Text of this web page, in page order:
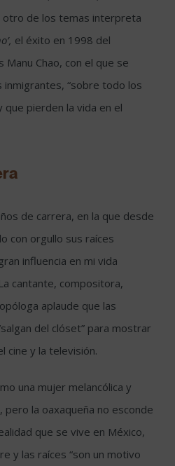
otro de los temas interpreta
el éxito en 1998 del
Chao, con el que se
inmigrantes, “sobre todo los
que pierden la vida en el
de carrera, en la que desde
con orgullo sus raíces
influencia en mi vida
cantante, compositora,
aplaude que las
del clóset” para mostrar
cine y la televisión.
una mujer melancólica y
la oaxaqueña no esconde
que se vive en México,
y las raíces “son un motivo